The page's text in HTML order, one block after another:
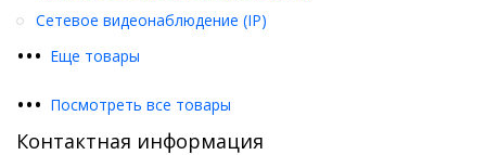
••• Еще товары
Сетевое видеонаблюдение (IP)
••• Посмотреть все товары
Контактная информация